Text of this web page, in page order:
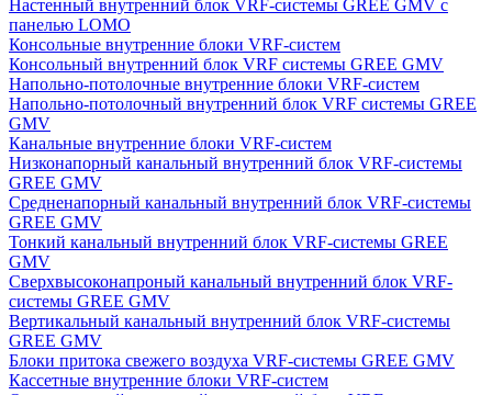
Настенный внутренний блок VRF-системы GREE GMV с
панелью LOMO
Консольные внутренние блоки VRF-систем
Консольный внутренний блок VRF системы GREE GMV
Напольно-потолочные внутренние блоки VRF-систем
Напольно-потолочный внутренний блок VRF системы GREE
GMV
Канальные внутренние блоки VRF-систем
Низконапорный канальный внутренний блок VRF-системы
GREE GMV
Средненапорный канальный внутренний блок VRF-системы
GREE GMV
Тонкий канальный внутренний блок VRF-системы GREE
GMV
Сверхвысоконапроный канальный внутренний блок VRF-
системы GREE GMV
Вертикальный канальный внутренний блок VRF-системы
GREE GMV
Блоки притока свежего воздуха VRF-системы GREE GMV
Кассетные внутренние блоки VRF-систем